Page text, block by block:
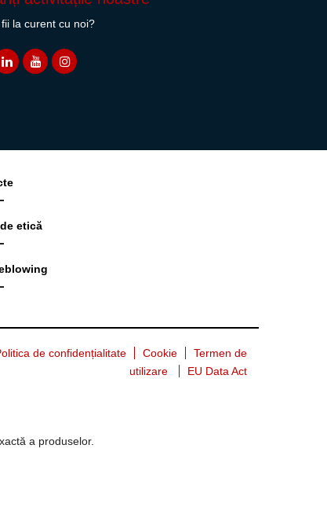
la curent cu noi?
etică
de confidențialitate Cookie
Termen de
utilizare
EU Data Act
a produselor.